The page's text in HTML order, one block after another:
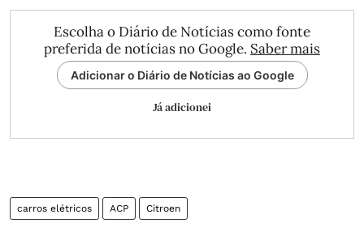
Escolha o Diário de Notícias como fonte
preferida de notícias no Google. Saber mais
Adicionar o Diário de Notícias ao Google
Já adicionei
carros elétricos ACP Citroen